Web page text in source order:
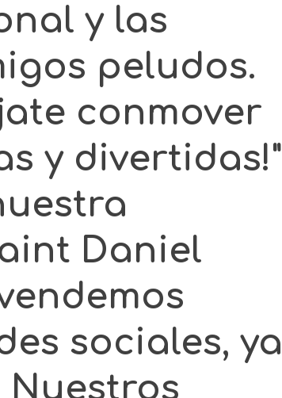
y las
peludos.
conmover
y divertidas!"
Daniel
sociales, ya
Nuestros